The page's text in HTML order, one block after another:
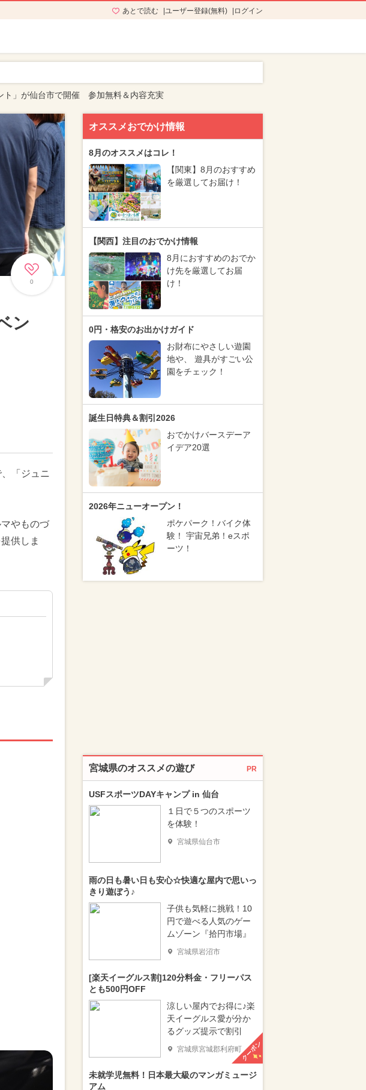
あとで読む ユーザー登録(無料) ログイン
ト」が仙台市で開催 参加無料＆内容充実
0
ン
「ジュニ
やものづ
供しま
オススメおでかけ情報
8月のオススメはコレ！
【関東】8月のおすすめ
を厳選してお届け！
【関西】注目のおでかけ情報
8月におすすめのおでか
け先を厳選してお届
け！
0円・格安のお出かけガイド
お財布にやさしい遊園
地や、 遊具がすごい公
園をチェック！
誕生日特典＆割引2026
おでかけバースデーア
イデア20選
2026年ニューオープン！
ポケパーク！バイク体
験！ 宇宙兄弟！eスポ
ーツ！
宮城県のオススメの遊び PR
USFスポーツDAYキャンプ in 仙台
１日で５つのスポーツ
を体験！
宮城県仙台市
雨の日も暑い日も安心☆快適な屋内で思いっ
きり遊ぼう♪
子供も気軽に挑戦！10
円で遊べる人気のゲー
ムゾーン『拾円市場』
宮城県岩沼市
[楽天イーグルス割]120分料金・フリーパス
とも500円OFF
涼しい屋内でお得に♪楽
天イーグルス愛が分か
るグッズ提示で割引
宮城県宮城郡利府町クーポン
未就学児無料！日本最大級のマンガミュージ
アム